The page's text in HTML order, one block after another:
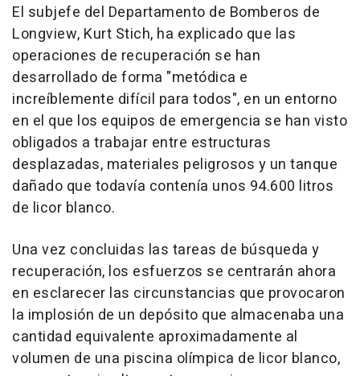
El subjefe del Departamento de Bomberos de
Longview, Kurt Stich, ha explicado que las
operaciones de recuperación se han
desarrollado de forma "metódica e
increíblemente difícil para todos", en un entorno
en el que los equipos de emergencia se han visto
obligados a trabajar entre estructuras
desplazadas, materiales peligrosos y un tanque
dañado que todavía contenía unos 94.600 litros
de licor blanco.
Una vez concluidas las tareas de búsqueda y
recuperación, los esfuerzos se centrarán ahora
en esclarecer las circunstancias que provocaron
la implosión de un depósito que almacenaba una
cantidad equivalente aproximadamente al
volumen de una piscina olímpica de licor blanco,